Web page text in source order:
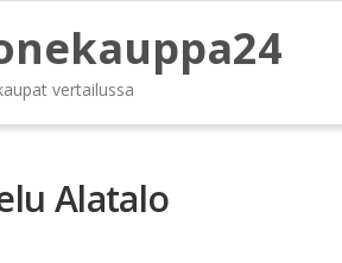
vertailussa
Alatalo